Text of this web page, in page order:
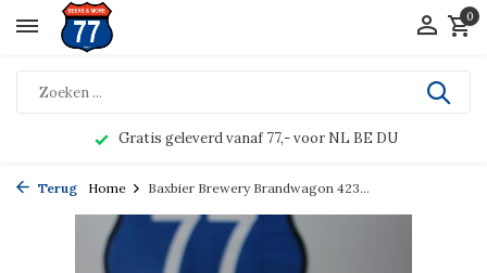
0
Gratis geleverd vanaf 77,- voor NL BE DU
Terug Home Baxbier Brewery Brandwagon 423...